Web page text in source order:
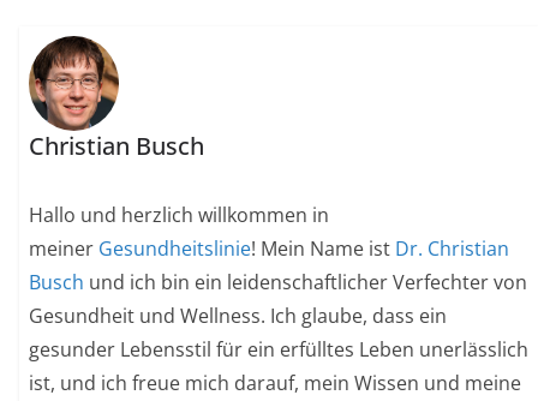
Christian Busch
Hallo und herzlich willkommen in
meiner Gesundheitslinie! Mein Name ist Dr. Christian
Busch und ich bin ein leidenschaftlicher Verfechter von
Gesundheit und Wellness. Ich glaube, dass ein
gesunder Lebensstil für ein erfülltes Leben unerlässlich
ist, und ich freue mich darauf, mein Wissen und meine